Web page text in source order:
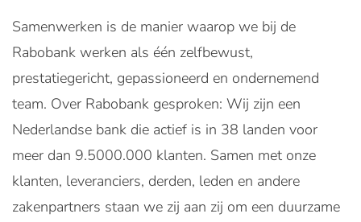
Samenwerken is de manier waarop we bij de
Rabobank werken als één zelfbewust,
prestatiegericht, gepassioneerd en ondernemend
team. Over Rabobank gesproken: Wij zijn een
Nederlandse bank die actief is in 38 landen voor
meer dan 9.5000.000 klanten. Samen met onze
klanten, leveranciers, derden, leden en andere
zakenpartners staan we zij aan zij om een duurzame